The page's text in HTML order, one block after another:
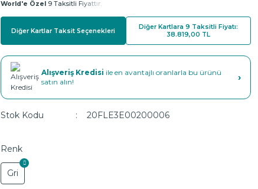
World'e Özel 9 Taksitli Fiyattır.
Diğer Kartlar Taksit Seçenekleri
Diğer Kartlara 9 Taksitli Fiyatı:
38.819,00 TL
Alışveriş Kredisi ile en avantajlı oranlarla bu ürünü
satın alın!
›
Stok Kodu 20FLE3E00200006
Renk
Gri